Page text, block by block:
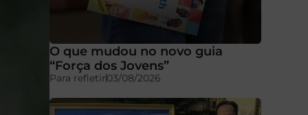
O que mudou no novo guia
“Força dos Jovens”
Para refletir03/08/2026